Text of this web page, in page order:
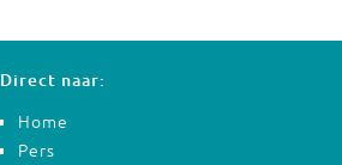
Direct naar:
Home
Pers